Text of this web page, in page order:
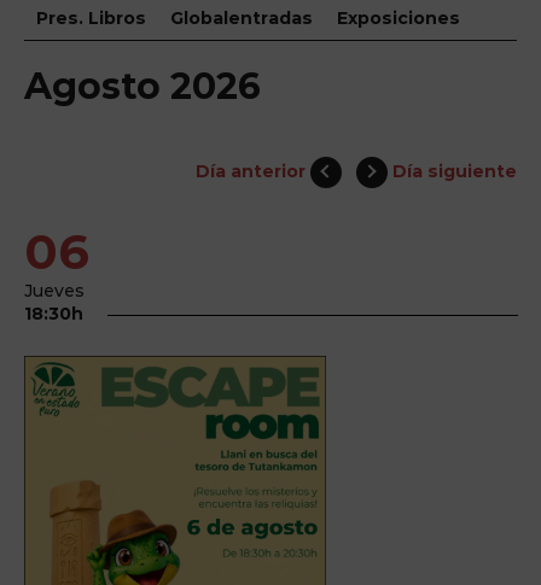
Pres. Libros
Globalentradas Exposiciones
Agosto 2026
Día anterior Día siguiente
06
Jueves
18:30h